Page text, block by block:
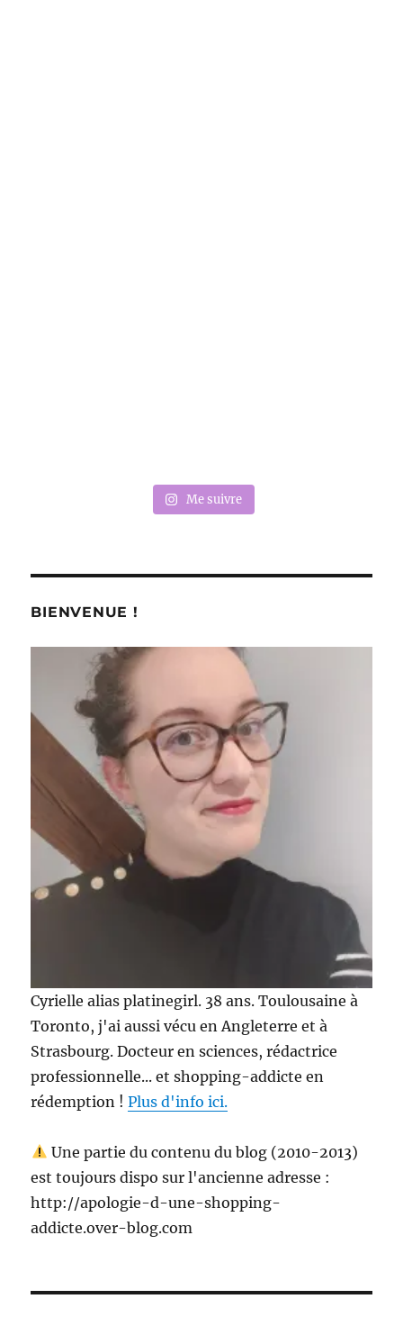
Me suivre
BIENVENUE !
Cyrielle alias platinegirl. 38 ans. Toulousaine à
Toronto, j'ai aussi vécu en Angleterre et à
Strasbourg. Docteur en sciences, rédactrice
professionnelle... et shopping-addicte en
rédemption !Plus d'info ici.
Une partie du contenu du blog (2010-2013)
est toujours dispo sur l'ancienne adresse :
http://apologie-d-une-shopping-
addicte.over-blog.com